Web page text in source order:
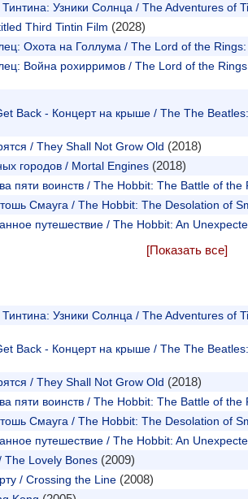
Узники Солнца / The Adventures of
Third Tintin Film (2028)
Охота на Голлума / The Lord of the
Война рохирримов / The Lord of the
Back - Концерт на крыше / The The
/ They Shall Not Grow Old (2018)
городов / Mortal Engines(2018)
пяти воинств / The Hobbit: The Battle of the
Смауга / The Hobbit: The Desolation of
путешествие / The Hobbit: An
[Показать все]
Узники Солнца / The Adventures of
Back - Концерт на крыше / The The
/ They Shall Not Grow Old (2018)
пяти воинств / The Hobbit: The Battle of the
Смауга / The Hobbit: The Desolation of
путешествие / The Hobbit: An
The Lovely Bones(2009)
/ Crossing the Line(2008)